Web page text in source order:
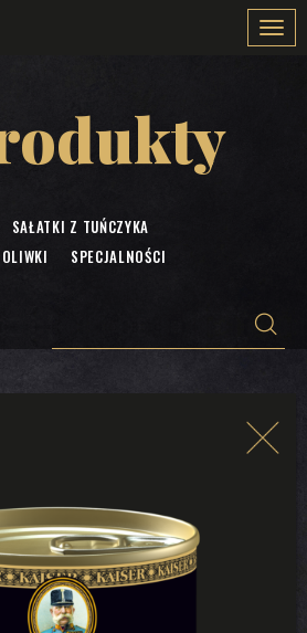
SAŁATKI Z TUŃCZYKA
OLIWKI SPECJALNOŚCI